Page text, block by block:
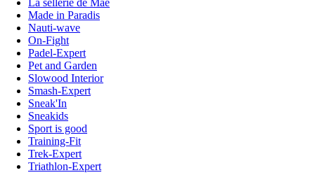
La sellerie de Maé
Made in Paradis
Nauti-wave
On-Fight
Padel-Expert
Pet and Garden
Slowood Interior
Smash-Expert
Sneak'In
Sneakids
Sport is good
Training-Fit
Trek-Expert
Triathlon-Expert